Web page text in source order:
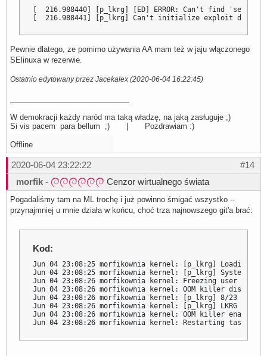
[  216.988440] [p_lkrg] [ED] ERROR: Can't find
[  216.988441] [p_lkrg] Can't initialize exploit
Pewnie dlatego, ze pomimo używania AA mam też w jaju włączonego
SElinuxa w rezerwie.
Ostatnio edytowany przez Jacekalex (2020-06-04 16:22:45)
W demokracji każdy naród ma taką władzę, na jaką zasługuje ;)
Si vis pacem para bellum ;) | Pozdrawiam :)
Offline
#14
2020-06-04 23:22:22
morfik - Cenzor wirtualnego świata
Pogadaliśmy tam na ML trochę i już powinno śmigać wszystko --
przynajmniej u mnie działa w końcu, choć trza najnowszego git'a brać:
Kod:
Jun 04 23:08:25 morfikownia kernel: [p_lkrg] Loading
Jun 04 23:08:25 morfikownia kernel: [p_lkrg] System
Jun 04 23:08:26 morfikownia kernel: Freezing user
Jun 04 23:08:26 morfikownia kernel: OOM killer disabled.
Jun 04 23:08:26 morfikownia kernel: [p_lkrg] 8/23 UMH
Jun 04 23:08:26 morfikownia kernel: [p_lkrg] LKRG
Jun 04 23:08:26 morfikownia kernel: OOM killer enabled.
Jun 04 23:08:26 morfikownia kernel: Restarting tasks ...